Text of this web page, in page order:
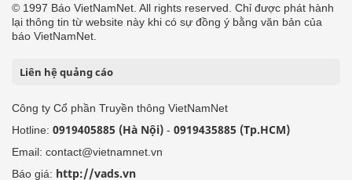
© 1997 Báo VietNamNet. All rights reserved. Chỉ được phát hành
lại thông tin từ website này khi có sự đồng ý bằng văn bản của
báo VietNamNet.
Liên hệ quảng cáo
Công ty Cổ phần Truyền thông VietNamNet
Hotline: 0919405885 (Hà Nội) - 0919435885 (Tp.HCM)
Email: contact@vietnamnet.vn
Báo giá: http://vads.vn